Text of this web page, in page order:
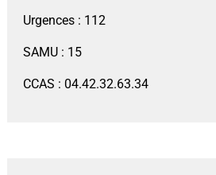
Urgences : 112
SAMU : 15
CCAS : 04.42.32.63.34